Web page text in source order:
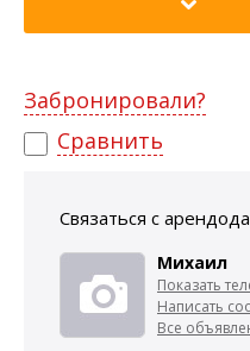
Забронировали?
Сравнить
Связаться с
Михаил
Показать
Написать
Все